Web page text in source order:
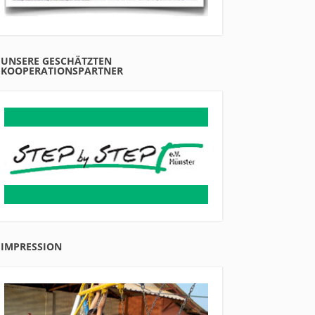
UNSERE GESCHÄTZTEN
KOOPERATIONSPARTNER
IMPRESSION